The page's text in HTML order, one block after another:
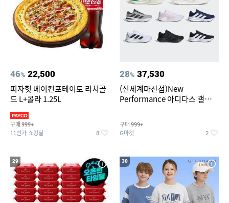
46% 22,500
피자헛 베이컨포테이토 리치골
드 L+콜라 1.25L
구매 999+
11번가 쇼킹딜 8
28% 37,530
(신세계마산점)New
Performance 아디다스 갤럭시
구매 999+
G마켓 2
29 30